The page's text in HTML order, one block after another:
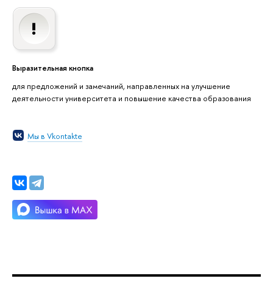
Выразительная кнопка
для предложений и замечаний, направленных на улучшение
деятельности университета и повышение качества образования
Мы в Vkontakte